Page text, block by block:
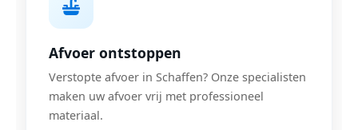
Afvoer ontstoppen
Verstopte afvoer in Schaffen? Onze specialisten
maken uw afvoer vrij met professioneel
materiaal.